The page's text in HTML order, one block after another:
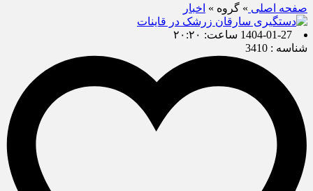
صفحه اصلی » گروه » اخبار
1404-01-27 ساعت: ۲۰:۲۰
شناسه : 3410